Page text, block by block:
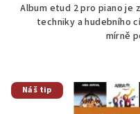
Album etud 2 pro piano je
techniky a hudebního
mírně
Náš tip